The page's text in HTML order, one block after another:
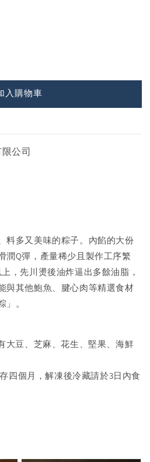
入購物車
公司
料多又美味的粽子。內餡的大份
潤Q彈，產量稀少且製作工序繁
，先川燙後油炸逼出多餘油脂，
與其他鮑魚、腱心肉等精選食材
。
大豆、芝麻、花生、堅果、海鮮
四個月，解凍後冷藏請於3日內食